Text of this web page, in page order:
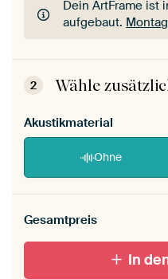
Dein ArtFrame ist
aufgebaut.
Dein ArtFrame ist
aufgebaut.
2 Wähle
Akustikmaterial
Ohne
Gesamtpreis
In